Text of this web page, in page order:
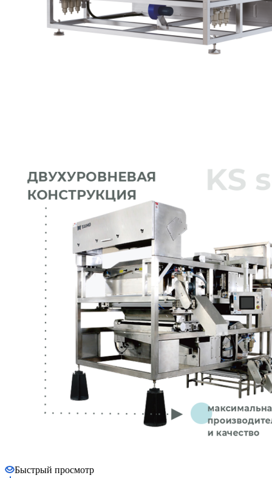
Быстрый просмотр